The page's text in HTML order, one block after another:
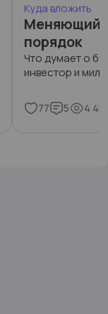
Куда вложить
порядок
Что думает о
инвестор и
77 5 4 451